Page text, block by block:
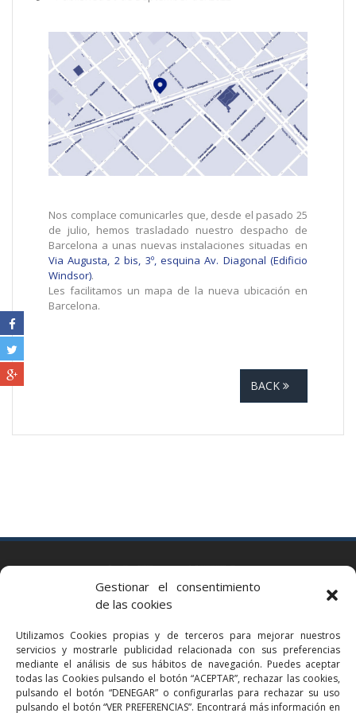
Gestionar el consentimiento
de las cookies
Utilizamos Cookies propias y de terceros para mejorar nuestros
servicios y mostrarle publicidad relacionada con sus preferencias
mediante el análisis de sus hábitos de navegación. Puedes aceptar
todas las Cookies pulsando el botón “ACEPTAR”, rechazar las cookies,
pulsando el botón “DENEGAR” o configurarlas para rechazar su uso
pulsando el botón “VER PREFERENCIAS”. Encontrará más información en
Nos complace comunicarles que, desde el pasado 25
de julio, hemos trasladado nuestro despacho de
Barcelona a unas nuevas instalaciones situadas en
Via Augusta, 2 bis, 3º, esquina Av. Diagonal (Edificio
Windsor).
Les facilitamos un mapa de la nueva ubicación en
Barcelona.
BACK
Via Augusta 2 bis, 3º, 08006 Barcelona
bcn@bellavistalegal.eu
GRANOLLERS
C/ Sant Jaume, 16 1r, 08401 Granollers (Bcn)
+34 93 860 39 60